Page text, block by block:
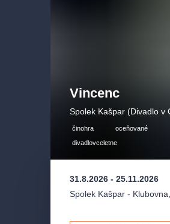
Vincenc
Spolek Kašpar (Divadlo v
činohra
oceňované
divadlovceletne
31.8.2026 - 25.11.2026
Spolek Kašpar - Klubovna